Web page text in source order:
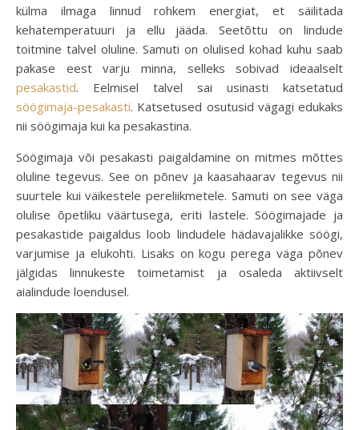
külma ilmaga linnud rohkem energiat, et säilitada
kehatemperatuuri ja ellu jääda. Seetõttu on lindude
toitmine talvel oluline. Samuti on olulised kohad kuhu saab
pakase eest varju minna, selleks sobivad ideaalselt
pesakastid. Eelmisel talvel sai usinasti katsetatud
söögimaja-pesakasti. Katsetused osutusid vägagi edukaks
nii söögimaja kui ka pesakastina.
Söögimaja või pesakasti paigaldamine on mitmes mõttes
oluline tegevus. See on põnev ja kaasahaarav tegevus nii
suurtele kui väikestele pereliikmetele. Samuti on see väga
olulise õpetliku väärtusega, eriti lastele. Söögimajade ja
pesakastide paigaldus loob lindudele hädavajalikke söögi,
varjumise ja elukohti. Lisaks on kogu perega väga põnev
jälgidas linnukeste toimetamist ja osaleda aktiivselt
aialindude loendusel.